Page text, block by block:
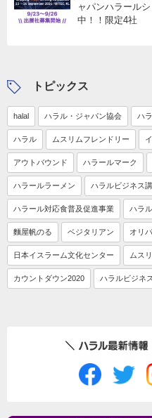
ャパンハラール
中！！限定4社
トピックス
halal ハラル・ジャパン協会 ハ
ハラル ムスリムフレンドリー
アウトバウンド ハラールマーク
ハラールラーメン ハラルビジネス
ハラール対応食普及促進事業 ハラ
麵屋帆のる ベジタリアン オリ
日本イスラーム文化センター ムス
カウントダウン2020 ハラルビジネ